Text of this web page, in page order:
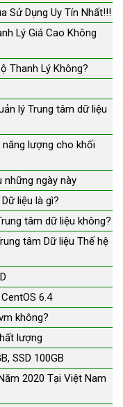
Sử Dụng Uy Tín Nhất!!!
Lý Giá Cao Không
Thanh Lý Không?
lý Trung tâm dữ liệu
lượng cho khối
ngày này
liệu là gì?
tâm dữ liệu không?
tâm Dữ liệu Thế hệ
6.4
không?
lượng
SSD 100GB
2020 Tại Việt Nam